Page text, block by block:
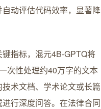
动评估代码效率，显著降
指标，混元4B-GPTQ将
次性处理约40万字的文本
术文档、学术论文或长篇
行深度问答。在法律合同